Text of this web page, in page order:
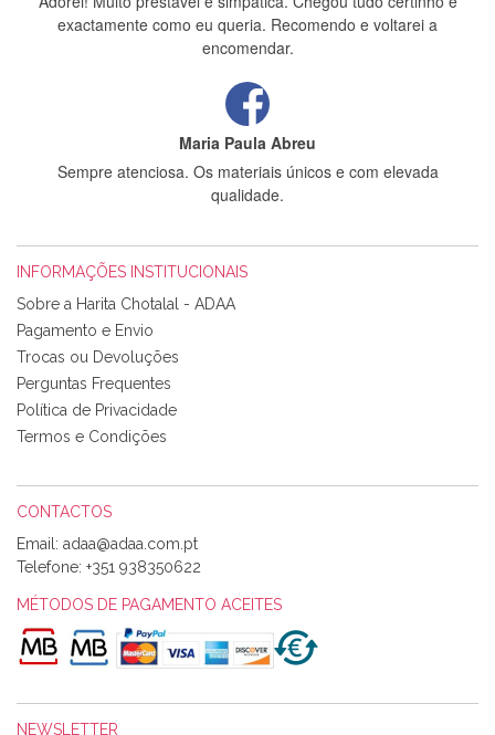
exactamente como eu queria. Recomendo e voltarei a
encomendar.
Maria Paula Abreu
Sempre atenciosa. Os materiais únicos e com elevada
qualidade.
Tudo chegou em condições, pois os produtos vieram muito
bem acondicionados. Estou plenamente satisfeita com os
produtos adquiridos. Relativamente à bolsa, tem um tecido
com um padrão e cores muito bonitas e a execução está
perfeitíssima. Futuramente penso voltar a comprar na vossa
loja, têm excelentes artigos a um preço muito justo. A
Alexandra Morais
Olá boa Noite. Os meus tecidos chegaram hoje. Muito
obrigada pelo miminho que dá um jeitaço pras minhas linhas
de bordar e não sei o que pões nos tecidos, mas que cheiram
maravilhosamente ... cheiram! :) Muito Obrigada.
INFORMAÇÕES INSTITUCIONAIS
Sobre a Harita Chotalal - ADAA
Pagamento e Envio
Trocas ou Devoluções
Perguntas Frequentes
Política de Privacidade
Termos e Condições
CONTACTOS
Email:
Telefone: +351 938350622
MÉTODOS DE PAGAMENTO ACEITES
NEWSLETTER